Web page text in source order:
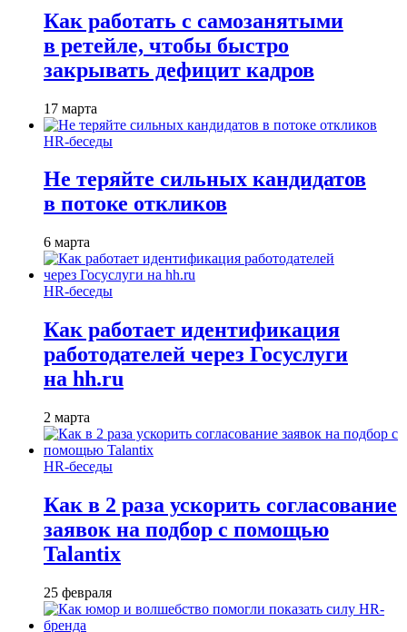
Как работать с самозанятыми
в ретейле, чтобы быстро
закрывать дефицит кадров
17 марта
HR-беседы
Не теряйте сильных кандидатов
в потоке откликов
6 марта
HR-беседы
Как работает идентификация
работодателей через Госуслуги
на hh.ru
2 марта
HR-беседы
Как в 2 раза ускорить согласование
заявок на подбор с помощью
Talantix
25 февраля